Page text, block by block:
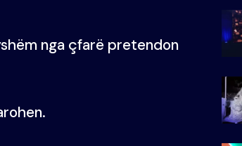
nga çfarë pretendon